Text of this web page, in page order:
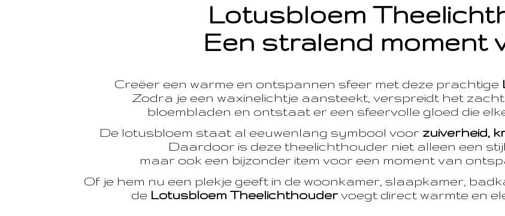
Lotusbloem
Een stralend moment
Creëer een warme en ontspannen sfeer met deze prachtige
Zodra je een waxinelichtje aansteekt, verspreidt het
bloembladen en ontstaat er een sfeervolle gloed die
De lotusbloem staat al eeuwenlang symbool voor zuiverheid,
Daardoor is deze theelichthouder niet alleen een
maar ook een bijzonder item voor een moment van
Of je hem nu een plekje geeft in de woonkamer, slaapkamer,
de Lotusbloem Theelichthouder voegt direct warmte en